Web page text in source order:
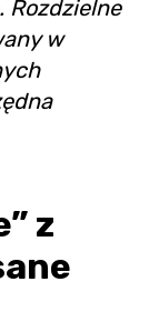
. Rozdzielne
w
z